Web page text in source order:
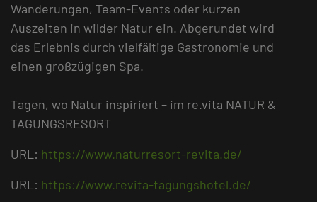
Wanderungen, Team-Events oder kurzen
Auszeiten in wilder Natur ein. Abgerundet wird
das Erlebnis durch vielfältige Gastronomie und
einen großzügigen Spa.
Tagen, wo Natur inspiriert – im re.vita NATUR &
TAGUNGSRESORT
URL: https://www.naturresort-revita.de/
URL: https://www.revita-tagungshotel.de/